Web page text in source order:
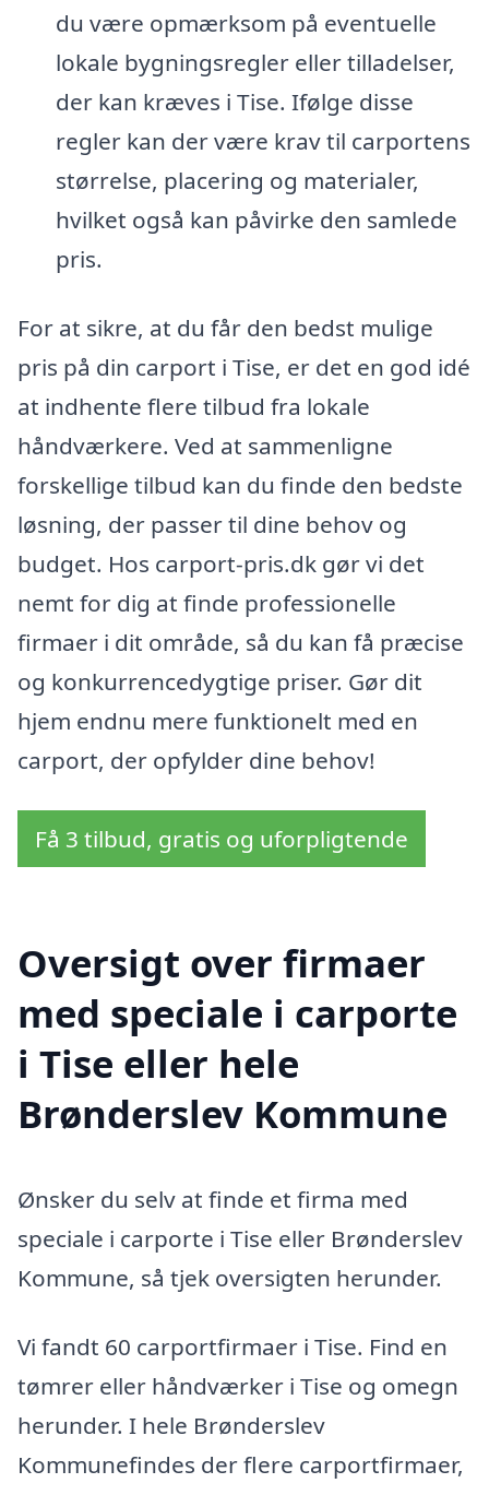
du være opmærksom på eventuelle
lokale bygningsregler eller tilladelser,
der kan kræves i Tise. Ifølge disse
regler kan der være krav til carportens
størrelse, placering og materialer,
hvilket også kan påvirke den samlede
pris.
For at sikre, at du får den bedst mulige
pris på din carport i Tise, er det en god idé
at indhente flere tilbud fra lokale
håndværkere. Ved at sammenligne
forskellige tilbud kan du finde den bedste
løsning, der passer til dine behov og
budget. Hos carport-pris.dk gør vi det
nemt for dig at finde professionelle
firmaer i dit område, så du kan få præcise
og konkurrencedygtige priser. Gør dit
hjem endnu mere funktionelt med en
carport, der opfylder dine behov!
Få 3 tilbud, gratis og uforpligtende
Oversigt over firmaer
med speciale i carporte
i Tise eller hele
Brønderslev Kommune
Ønsker du selv at finde et firma med
speciale i carporte i Tise eller Brønderslev
Kommune, så tjek oversigten herunder.
Vi fandt 60 carportfirmaer i Tise. Find en
tømrer eller håndværker i Tise og omegn
herunder. I hele Brønderslev
Kommunefindes der flere carportfirmaer,